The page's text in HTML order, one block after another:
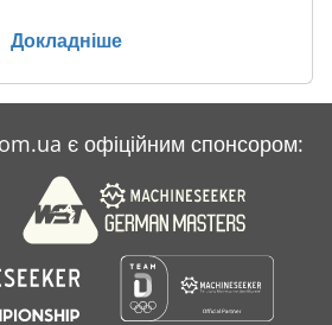
Докладніше
є офіційним спонсором: